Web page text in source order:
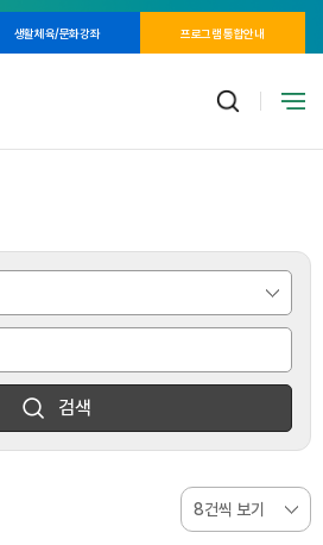
생활체육/문화강좌 프로그램 통합안내
검색